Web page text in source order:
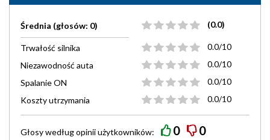
Średnia (głosów: 0) (0.0)
Trwałość silnika
0.0/10
Niezawodność auta
0.0/10
Spalanie ON
0.0/10
Koszty utrzymania
0.0/10
Głosy wedługopiniiużytkowników: 0 0